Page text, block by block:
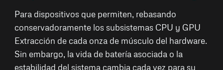
Para dispositivos que permiten, rebasando
conservadoramente los subsistemas CPU y GPU
Extracción de cada onza de músculo del hardware.
Sin embargo, la vida de batería asociada o la
estabilidad del sistema cambia cada vez para su